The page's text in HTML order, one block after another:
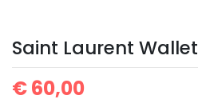
Saint Laurent Wallet
€60,00